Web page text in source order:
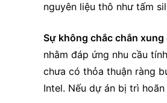
nguyên liệu thô như tấm
Sự không chắc chắn
nhằm đáp ứng nhu cầu
chưa có thỏa thuận ràng
Intel. Nếu dự án bị trì